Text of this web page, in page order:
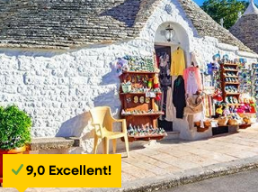
9,0 Excellent!